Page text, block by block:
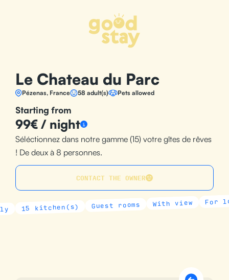
Le Chateau du Parc
Pézenas, France 58 adult(s) Pets allowed
Starting from
99€ / night i
Séléctionnez dans notre gamme (15) votre gîtes de rêves
! De deux à 8 personnes.
CONTACT THE OWNER
15 kitchen(s) Guest rooms With view For